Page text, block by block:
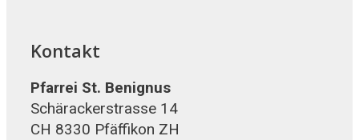
Kontakt
Pfarrei St. Benignus
Schärackerstrasse 14
CH 8330 Pfäffikon ZH